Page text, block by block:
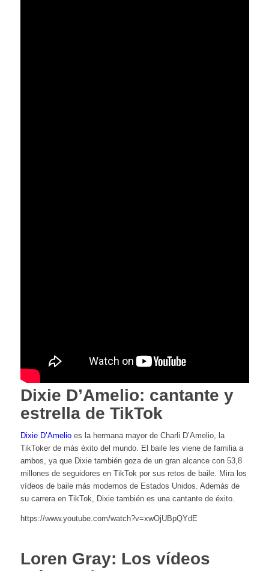
Dixie D’Amelio: cantante y
estrella de TikTok
Dixie D’Amelioes la hermana mayor de Charli D’Amelio, la
TikToker de más éxito del mundo. El baile les viene de familia a
ambos, ya que Dixie también goza de un gran alcance con 53,8
millones de seguidores en TikTok por sus retos de baile. Mira los
vídeos de baile más modernos de Estados Unidos. Además de
su carrera en TikTok, Dixie también es una cantante de éxito.
https://www.youtube.com/watch?v=xwOjUBpQYdE
Loren Gray: Los vídeos